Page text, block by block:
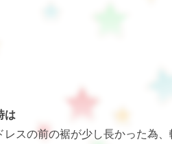
は
スの前の裾が少し長かった為